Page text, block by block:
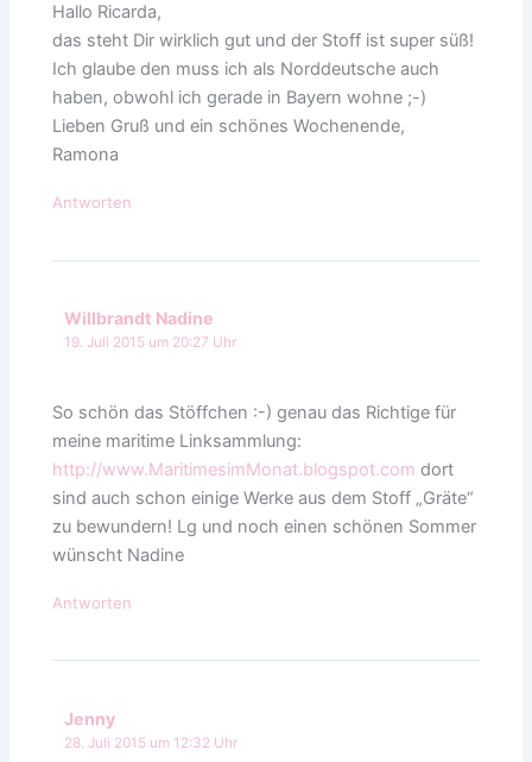
Hallo Ricarda,
das steht Dir wirklich gut und der Stoff ist super süß!
Ich glaube den muss ich als Norddeutsche auch
haben, obwohl ich gerade in Bayern wohne ;-)
Lieben Gruß und ein schönes Wochenende,
Ramona
Antworten
Willbrandt Nadine
19. Juli 2015 um 20:27 Uhr
So schön das Stöffchen :-) genau das Richtige für
meine maritime Linksammlung:
http://www.MaritimesimMonat.blogspot.com dort
sind auch schon einige Werke aus dem Stoff „Gräte“
zu bewundern! Lg und noch einen schönen Sommer
wünscht Nadine
Antworten
Jenny
28. Juli 2015 um 12:32 Uhr